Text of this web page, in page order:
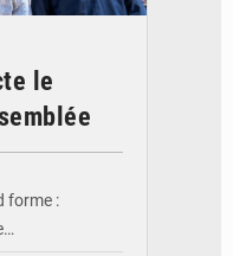
le
forme :